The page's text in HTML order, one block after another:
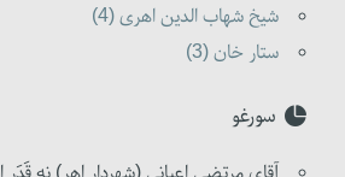
شیخ شهاب الدین اهری (4)
ستار خان (3)
سورغو